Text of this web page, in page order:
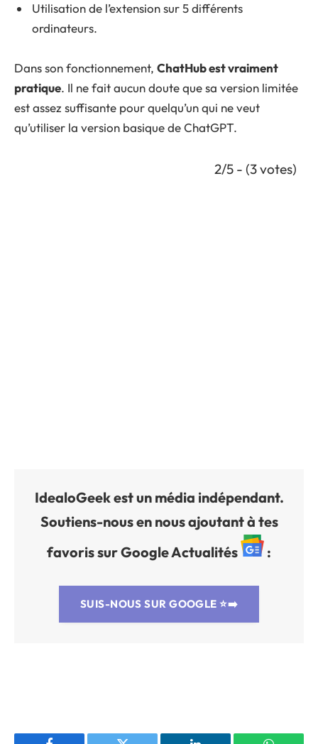
Utilisation de l’extension sur 5 différents
ordinateurs.
Dans son fonctionnement, ChatHub est vraiment
pratique. Il ne fait aucun doute que sa version limitée
est assez suffisante pour quelqu’un qui ne veut
qu’utiliser la version basique de ChatGPT.
2/5 - (3 votes)
IdealoGeek est un média indépendant.
Soutiens-nous en nous ajoutant à tes
favoris sur Google Actualités
:
SUIS-NOUS SUR GOOGLE ⭐➡️